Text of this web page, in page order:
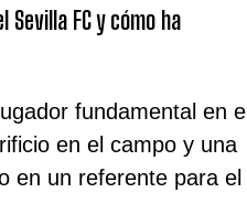
FC y cómo ha
fundamental en el
en el campo y una
en un referente para el